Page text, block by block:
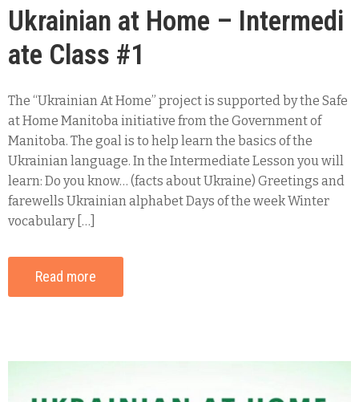
Ukrainian at Home – Intermedi
ate Class #1
The “Ukrainian At Home” project is supported by the Safe
at Home Manitoba initiative from the Government of
Manitoba. The goal is to help learn the basics of the
Ukrainian language. In the Intermediate Lesson you will
learn: Do you know… (facts about Ukraine) Greetings and
farewells Ukrainian alphabet Days of the week Winter
vocabulary […]
Read more